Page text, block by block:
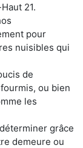
21.
pour
nuisibles qui
de
ou bien
les
grâce
demeure ou